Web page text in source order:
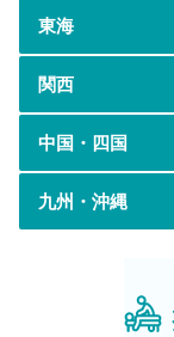
東海
関西
中国・四国
九州・沖縄